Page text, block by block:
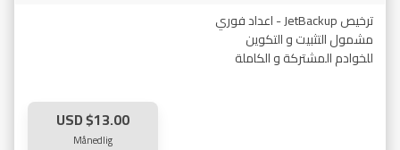
ترخيص JetBackup - اعداد فوري
مشمول التثبيت و التكوين
للخوادم المشتركة و الكاملة
$13.00 USD
Månedlig